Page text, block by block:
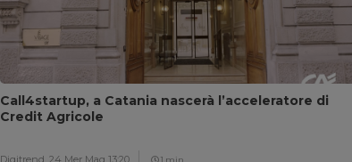
Call4startup, a Catania nascerà l’acceleratore di
Credit Agricole
Digitrend, 24 Mer Mag 13:20 1 min